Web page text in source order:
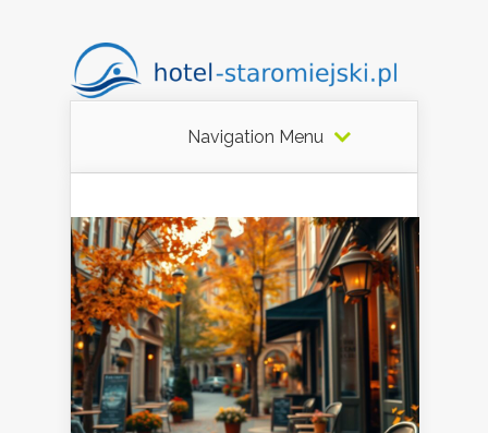
Navigation Menu